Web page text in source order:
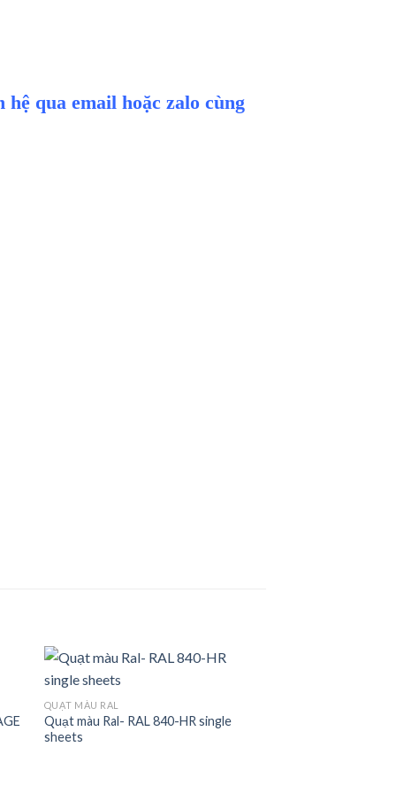
qua email hoặc zalo cùng
to
Add to
QUẠT MÀU RAL
Quạt màu Ral- RAL 840-HR single
sheets